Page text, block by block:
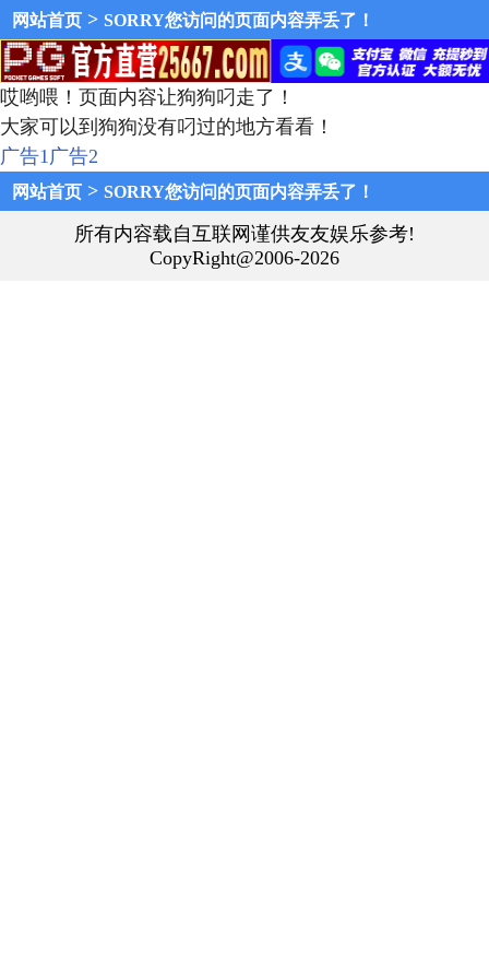
网站首页 > SORRY您访问的页面内容弄丢了！
哎哟喂！页面内容让狗狗叼走了！
大家可以到狗狗没有叼过的地方看看！
广告1广告2
网站首页 > SORRY您访问的页面内容弄丢了！
所有内容载自互联网谨供友友娱乐参考!
CopyRight@2006-2026